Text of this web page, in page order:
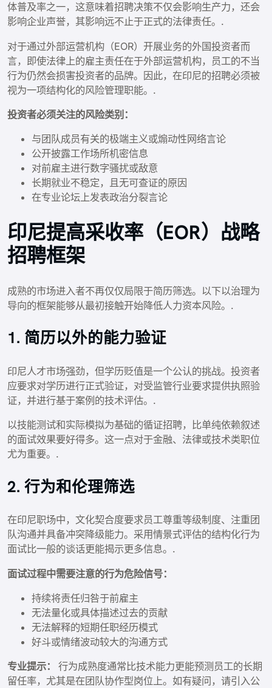
体普及率之一，这意味着招聘决策不仅会影响生产力，还会
影响企业声誉，其影响远不止于正式的法律责任。.
对于通过外部运营机构（EOR）开展业务的外国投资者而
言，即使法律上的雇主责任在于外部运营机构，员工的不当
行为仍然会损害投资者的品牌。因此，在印尼的招聘必须被
视为一项结构化的风险管理职能。.
投资者必须关注的风险类别：
与团队成员有关的极端主义或煽动性网络言论
公开披露工作场所机密信息
对前雇主进行数字骚扰或敌意
长期就业不稳定，且无可查证的原因
在专业论坛上发表政治分裂言论
印尼提高采收率（EOR）战略
招聘框架
成熟的市场进入者不再仅仅局限于简历筛选。以下以治理为
导向的框架能够从最初接触开始降低人力资本风险。.
1. 简历以外的能力验证
印尼人才市场强劲，但学历贬值是一个公认的挑战。投资者
应要求对学历进行正式验证，对受监管行业要求提供执照验
证，并进行基于案例的技术评估。.
以技能测试和实际模拟为基础的循证招聘，比单纯依赖叙述
的面试效果要好得多。这一点对于金融、法律或技术类职位
尤为重要。.
2. 行为和伦理筛选
在印尼职场中，文化契合度要求员工尊重等级制度、注重团
队沟通并具备冲突降级能力。采用情景式评估的结构化行为
面试比一般的谈话更能揭示更多信息。.
面试过程中需要注意的行为危险信号：
持续将责任归咎于前雇主
无法量化或具体描述过去的贡献
无法解释的短期任职经历模式
好斗或情绪波动较大的沟通方式
专业提示： 行为成熟度通常比技术能力更能预测员工的长期
留任率，尤其是在团队协作型岗位上。如有疑问，请引入公